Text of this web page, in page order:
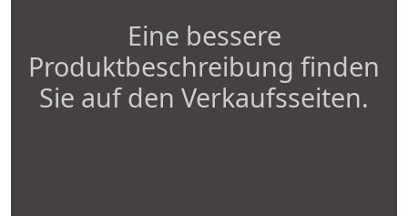
Eine bessere
Produktbeschreibung finden
Sie auf den Verkaufsseiten.